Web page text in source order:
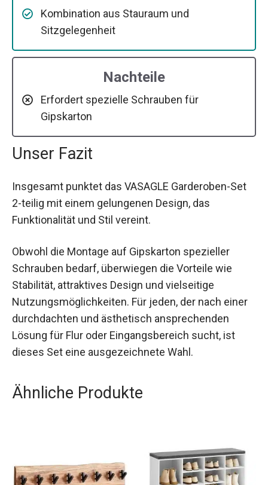
Kombination aus Stauraum und
Sitzgelegenheit
Nachteile
Erfordert spezielle Schrauben für
Gipskarton
Unser Fazit
Insgesamt punktet das VASAGLE Garderoben-Set
2-teilig mit einem gelungenen Design, das
Funktionalität und Stil vereint.
Obwohl die Montage auf Gipskarton spezieller
Schrauben bedarf, überwiegen die Vorteile wie
Stabilität, attraktives Design und vielseitige
Nutzungsmöglichkeiten. Für jeden, der nach einer
durchdachten und ästhetisch ansprechenden
Lösung für Flur oder Eingangsbereich sucht, ist
dieses Set eine ausgezeichnete Wahl.
Ähnliche Produkte